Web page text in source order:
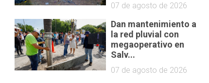
07 de agosto de 2026
Dan mantenimiento a
la red pluvial con
megaoperativo en
Salv...
07 de agosto de 2026